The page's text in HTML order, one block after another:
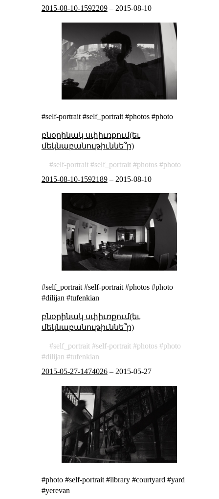
2015-08-10-1592209– 2015-08-10
#self-portrait #self_portrait #photos #photo
բնօրինակ սփիւռքում(եւ
մեկնաբանութիւննե՞ր)
self-portrait self_portrait photos
photo
2015-08-10-1592189– 2015-08-10
#self_portrait #self-portrait #photos #photo
#dilijan #tufenkian
բնօրինակ սփիւռքում(եւ
մեկնաբանութիւննե՞ր)
self_portrait self-portrait photos
photo
dilijan
tufenkian
2015-05-27-1474026– 2015-05-27
#photo #self-portrait #library #courtyard #yard
#yerevan